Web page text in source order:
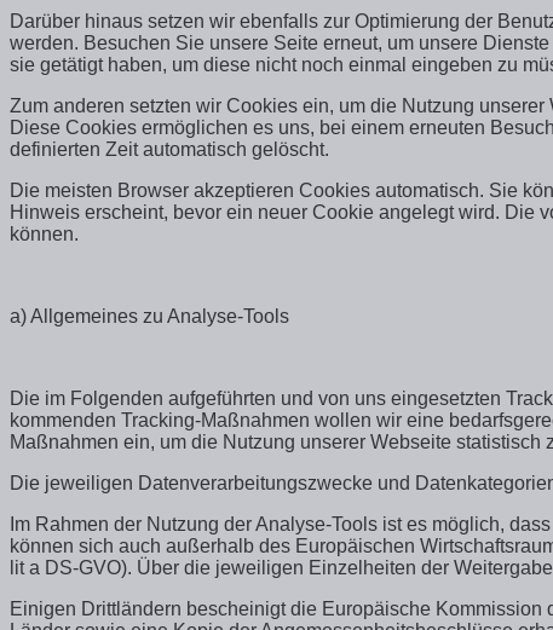
Darüber hinaus setzen wir ebenfalls zur Optimierung der
werden. Besuchen Sie unsere Seite erneut, um unsere
sie getätigt haben, um diese nicht noch einmal eingeben zu
Zum anderen setzten wir Cookies ein, um die Nutzung
Diese Cookies ermöglichen es uns, bei einem erneuten
definierten Zeit automatisch gelöscht.
Die meisten Browser akzeptieren Cookies automatisch. Sie
Hinweis erscheint, bevor ein neuer Cookie angelegt wird. Die
können.
a) Allgemeines zu Analyse-Tools
Die im Folgenden aufgeführten und von uns eingesetzten
kommenden Tracking-Maßnahmen wollen wir eine
Maßnahmen ein, um die Nutzung unserer Webseite
Die jeweiligen Datenverarbeitungszwecke und
Im Rahmen der Nutzung der Analyse-Tools ist es möglich,
können sich auch außerhalb des Europäischen
lit a DS-GVO). Über die jeweiligen Einzelheiten der
Einigen Drittländern bescheinigt die Europäische